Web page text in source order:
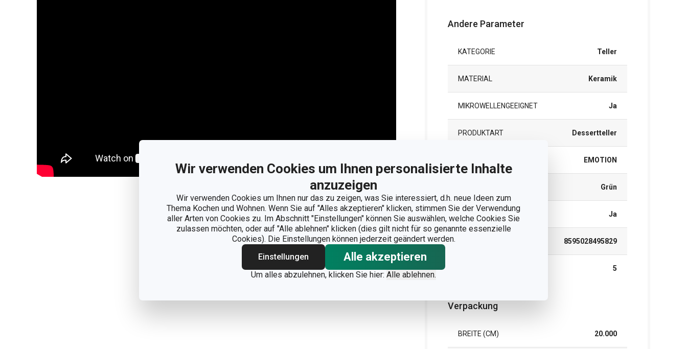
Wir verwenden Cookies um Ihnen personalisierte Inhalte
anzuzeigen
Wir verwenden Cookies um Ihnen nur das zu zeigen, was Sie interessiert, d.h. neue Ideen zum
Thema Kochen und Wohnen. Wenn Sie auf "Alles akzeptieren" klicken, stimmen Sie der Verwendung
aller Arten von Cookies zu. Im Abschnitt "Einstellungen" können Sie auswählen, welche Cookies Sie
zulassen möchten, oder auf "Alle ablehnen" klicken (dies gilt nicht für so genannte essenzielle
Cookies). Die Einstellungen können jederzeit geändert werden.
Einstellungen
Alle akzeptieren
Um alles abzulehnen, klicken Sie hier: Alle ablehnen.
Weniger anzeigen
Andere Parameter
KATEGORIE Teller
MATERIAL Keramik
MIKROWELLENGEEIGNET Ja
PRODUKTART Dessertteller
EMOTION
Grün
SPÜLMASCHINE Ja
8595028495829
5
Verpackung
BREITE (CM) 20.000